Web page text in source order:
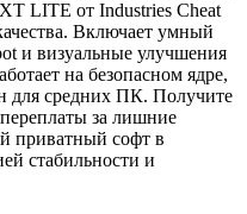
LITE от Industries Cheat
Включает умный
и визуальные улучшения
на безопасном ядре,
для средних ПК. Получите
за лишние
приватный софт в
стабильности и